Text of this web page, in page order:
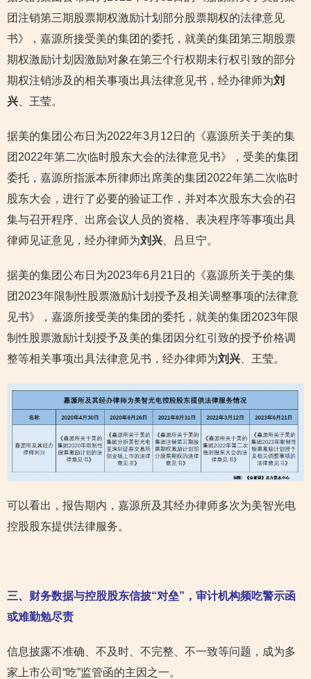
团注销第三期股票期权激励计划部分股票期权的法律意见
书》，嘉源所接受美的集团的委托，就美的集团第三期股票
期权激励计划因激励对象在第三个行权期未行权引致的部分
期权注销涉及的相关事项出具法律意见书，经办律师为刘
兴 、王莹。
据美的集团公布日为2022年3月12日的《嘉源所关于美的集
团2022年第二次临时股东大会的法律意见书》，受美的集团
委托，嘉源所指派本所律师出席美的集团2022年第二次临时
股东大会，进行了必要的验证工作，并对本次股东大会的召
集与召开程序、出席会议人员的资格、表决程序等事项出具
律师见证意见，经办律师为刘兴 、吕旦宁。
据美的集团公布日为2023年6月21日的《嘉源所关于美的集
团2023年限制性股票激励计划授予及相关调整事项的法律意
见书》，嘉源所接受美的集团的委托，就美的集团2023年限
制性股票激励计划授予及美的集团因分红引致的授予价格调
整等相关事项出具法律意见书，经办律师为刘兴 、王莹。
可以看出，报告期内，嘉源所及其经办律师多次为美智光电
控股股东提供法律服务。
三、 财务数据与控股股东信披“对垒”，审计机构频吃警示函
或难勤勉尽责
信息披露不准确、不及时、不完整、不一致等问题，成为多
家上市公司“吃”监管函的主因之一。